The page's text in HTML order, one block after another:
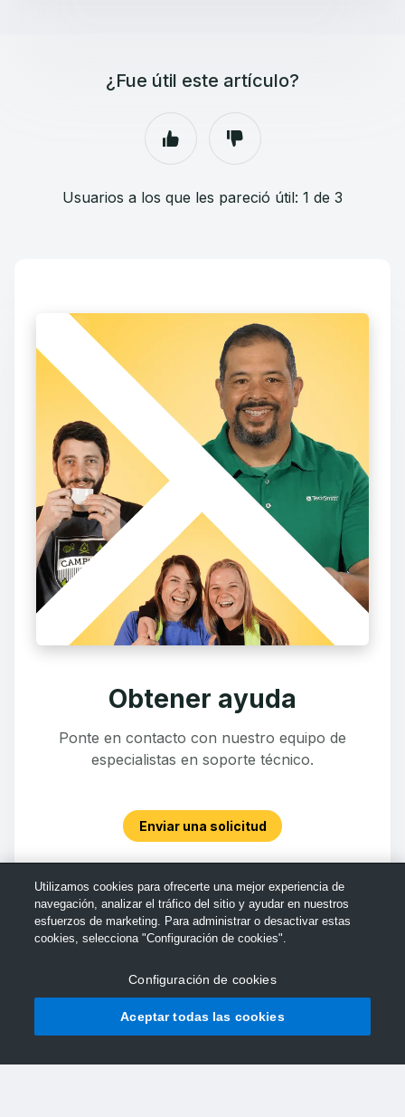
¿Fue útil este artículo?
Usuarios a los que les pareció útil: 1 de 3
Obtener ayuda
Ponte en contacto con nuestro equipo de
especialistas en soporte técnico.
Enviar una solicitud
Utilizamos cookies para ofrecerte una mejor experiencia de
navegación, analizar el tráfico del sitio y ayudar en nuestros
esfuerzos de marketing. Para administrar o desactivar estas
cookies, selecciona "Configuración de cookies".
Configuración de cookies
Aceptar todas las cookies